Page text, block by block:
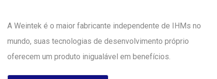
A Weintek é o maior fabricante independente de IHMs no
mundo, suas tecnologias de desenvolvimento próprio
oferecem um produto inigualável em benefícios.